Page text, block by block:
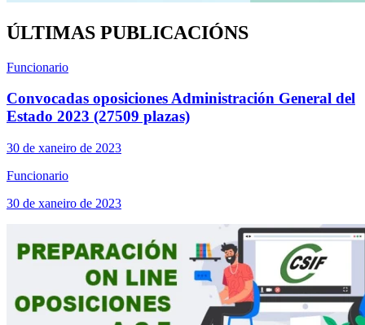
ÚLTIMAS PUBLICACIÓNS
Funcionario
Convocadas oposiciones Administración General del
Estado 2023 (27509 plazas)
30 de xaneiro de 2023
Funcionario
30 de xaneiro de 2023